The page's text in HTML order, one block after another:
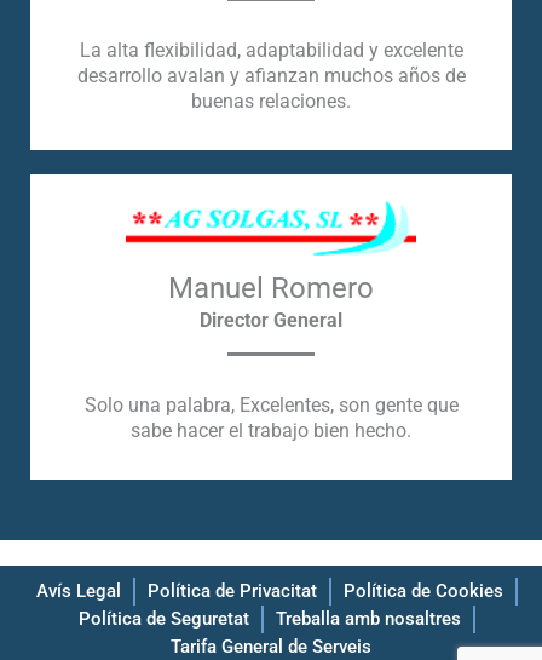
La alta flexibilidad, adaptabilidad y excelente
desarrollo avalan y afianzan muchos años de
buenas relaciones.
Manuel Romero
Director General
Solo una palabra, Excelentes, son gente que
sabe hacer el trabajo bien hecho.
Avís Legal Política de Privacitat
Política de Cookies
Política de Seguretat
Treballa amb nosaltres
Tarifa General de Serveis